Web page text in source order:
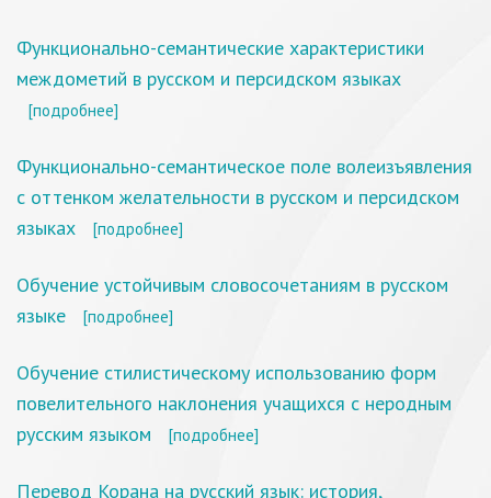
Функционально-семантические характеристики
междометий в русском и персидском языках
[подробнее]
Функционально-семантическое поле волеизъявления
с оттенком желательности в русском и персидском
языках
[подробнее]
Обучение устойчивым словосочетаниям в русском
языке
[подробнее]
Обучение стилистическому использованию форм
повелительного наклонения учащихся с неродным
русским языком
[подробнее]
Перевод Корана на русский язык: история,